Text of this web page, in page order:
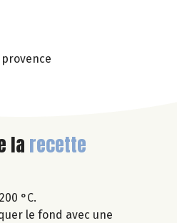
larecette
°C.
le fond avec une